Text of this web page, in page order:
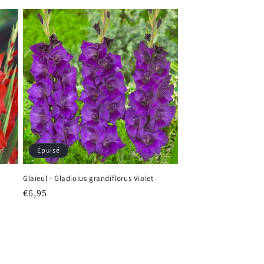
Épuisé
Glaïeul - Gladiolus grandiflorus Violet
Prix
€6,95